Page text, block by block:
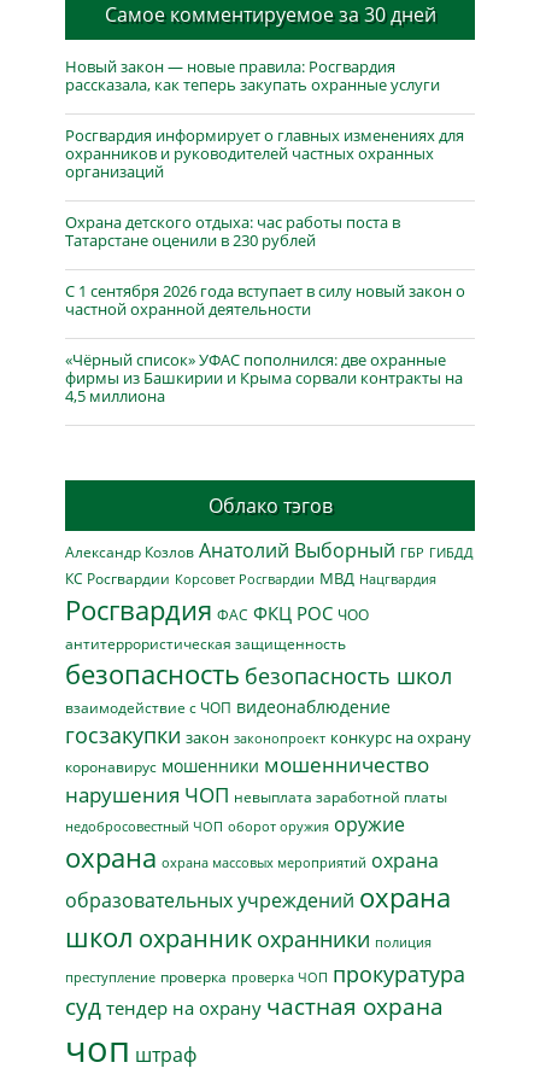
Самое комментируемое за 30 дней
Новый закон — новые правила: Росгвардия
рассказала, как теперь закупать охранные услуги
Росгвардия информирует о главных изменениях для
охранников и руководителей частных охранных
организаций
Охрана детского отдыха: час работы поста в
Татарстане оценили в 230 рублей
С 1 сентября 2026 года вступает в силу новый закон о
частной охранной деятельности
«Чёрный список» УФАС пополнился: две охранные
фирмы из Башкирии и Крыма сорвали контракты на
4,5 миллиона
Облако тэгов
Александр Козлов Анатолий Выборный ГБР ГИБДД
КС Росгвардии Корсовет Росгвардии МВД Нацгвардия
Росгвардия ФАС ФКЦ РОС ЧОО
антитеррористическая защищенность
безопасность безопасность школ
взаимодействие с ЧОП видеонаблюдение
госзакупки закон законопроект конкурс на охрану
коронавирус мошенники мошенничество
нарушения ЧОП невыплата заработной платы
недобросовестный ЧОП оборот оружия оружие
охрана охрана массовых мероприятий охрана
образовательных учреждений охрана
школ охранник охранники полиция
преступление проверка проверка ЧОП прокуратура
суд тендер на охрану частная охрана
чоп штраф